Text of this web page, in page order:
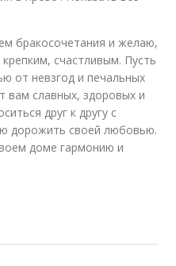
бракосочетания и желаю,
счастливым. Пусть
от невзгод и печальных
вам славных, здоровых и
друг к другу с
дорожить своей любовью.
доме гармонию и